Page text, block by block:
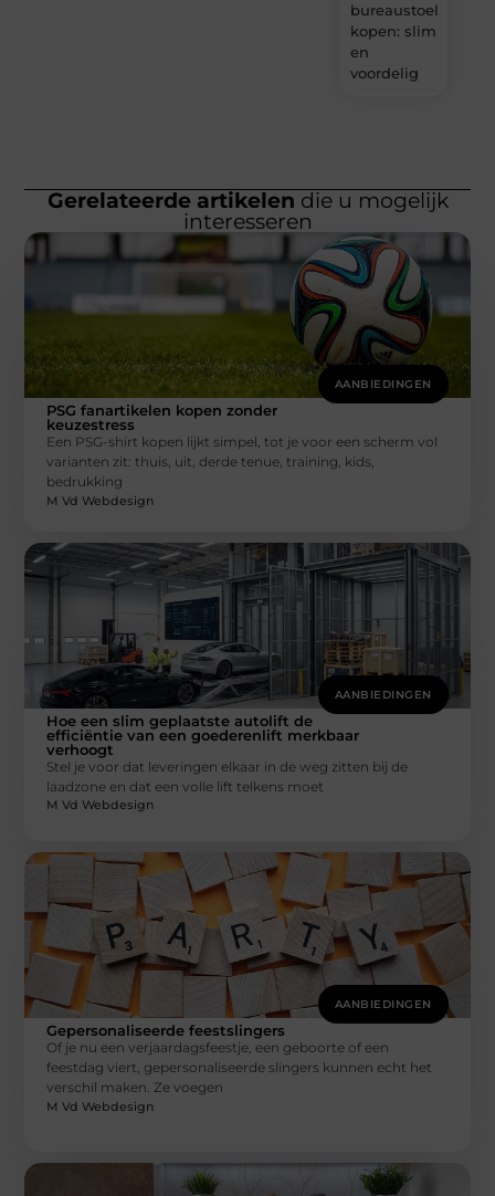
bureaustoel
kopen: slim
en
voordelig
Gerelateerde artikelen die u mogelijk
interesseren
AANBIEDINGEN
PSG fanartikelen kopen zonder
keuzestress
Een PSG-shirt kopen lijkt simpel, tot je voor een scherm vol
varianten zit: thuis, uit, derde tenue, training, kids,
bedrukking
M Vd Webdesign
AANBIEDINGEN
Hoe een slim geplaatste autolift de
efficiëntie van een goederenlift merkbaar
verhoogt
Stel je voor dat leveringen elkaar in de weg zitten bij de
laadzone en dat een volle lift telkens moet
M Vd Webdesign
AANBIEDINGEN
Gepersonaliseerde feestslingers
Of je nu een verjaardagsfeestje, een geboorte of een
feestdag viert, gepersonaliseerde slingers kunnen echt het
verschil maken. Ze voegen
M Vd Webdesign